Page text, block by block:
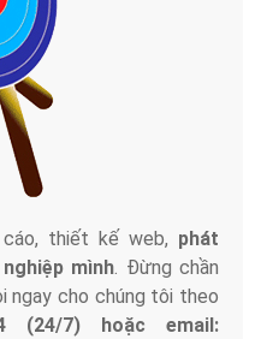
thiết kế web, phát
mình. Đừng chần
ngay cho chúng tôi theo
(24/7) hoặc email: